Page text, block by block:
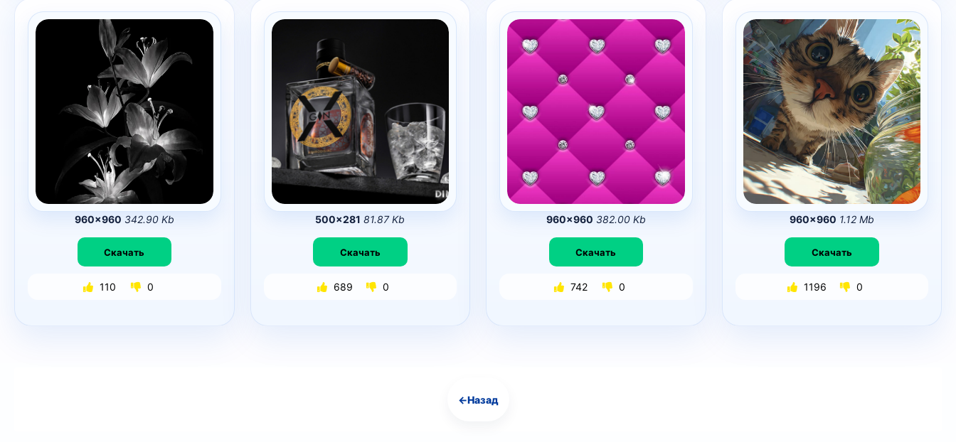
960×960 342.90 Kb
Скачать
110 0
500×281 81.87 Kb
Скачать
689 0
960×960 382.00 Kb
Скачать
742 0
960×960 1.12 Mb
Скачать
1196 0
Навигация
←Назад